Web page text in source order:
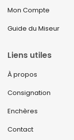
Mon Compte
Guide du Miseur
Liens utiles
À propos
Consignation
Enchères
Contact